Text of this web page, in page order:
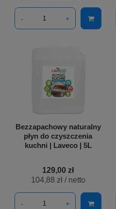
- +
Bezzapachowy naturalny
płyn do czyszczenia
kuchni | Laveco | 5L
129,00 zł
104,88 zł/ netto
- +